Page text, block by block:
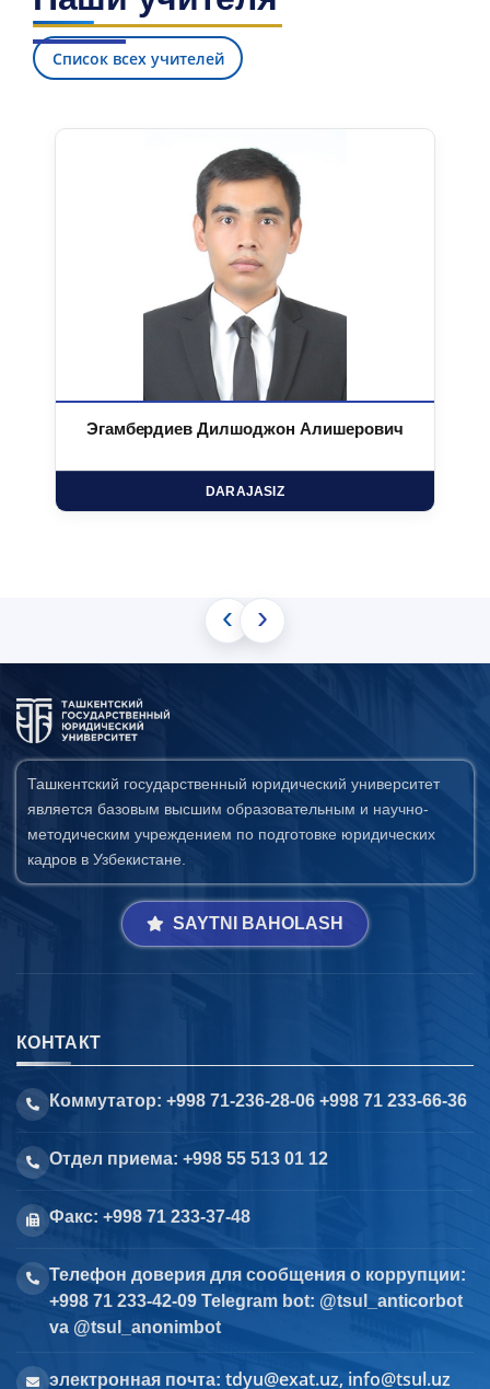
Список всех учителей
Эгамбердиев Дилшоджон Алишерович
DARAJASIZ
‹ ›
Ташкентский государственный юридический университет
является базовым высшим образовательным и научно-
методическим учреждением по подготовке юридических
кадров в Узбекистане.
SAYTNI BAHOLASH
КОНТАКТ
Коммутатор: +998 71-236-28-06 +998 71 233-66-36
Отдел приема: +998 55 513 01 12
Факс: +998 71 233-37-48
Телефон доверия для сообщения о коррупции:
+998 71 233-42-09 Telegram bot: @tsul_anticorbot
va @tsul_anonimbot
электронная почта: tdyu@exat.uz, info@tsul.uz